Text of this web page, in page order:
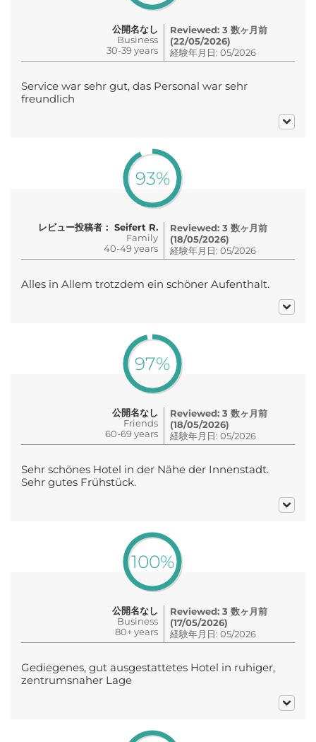
公開名なし
Business
30-39 years
Reviewed: 3 数ヶ月前
(22/05/2026)
経験年月日: 05/2026
Service war sehr gut, das Personal war sehr
freundlich
93%
レビュー投稿者： Seifert R.
Family
40-49 years
Reviewed: 3 数ヶ月前
(18/05/2026)
経験年月日: 05/2026
Alles in Allem trotzdem ein schöner Aufenthalt.
97%
公開名なし
Friends
60-69 years
Reviewed: 3 数ヶ月前
(18/05/2026)
経験年月日: 05/2026
Sehr schönes Hotel in der Nähe der Innenstadt.
Sehr gutes Frühstück.
100%
公開名なし
Business
80+ years
Reviewed: 3 数ヶ月前
(17/05/2026)
経験年月日: 05/2026
Gediegenes, gut ausgestattetes Hotel in ruhiger,
zentrumsnaher Lage